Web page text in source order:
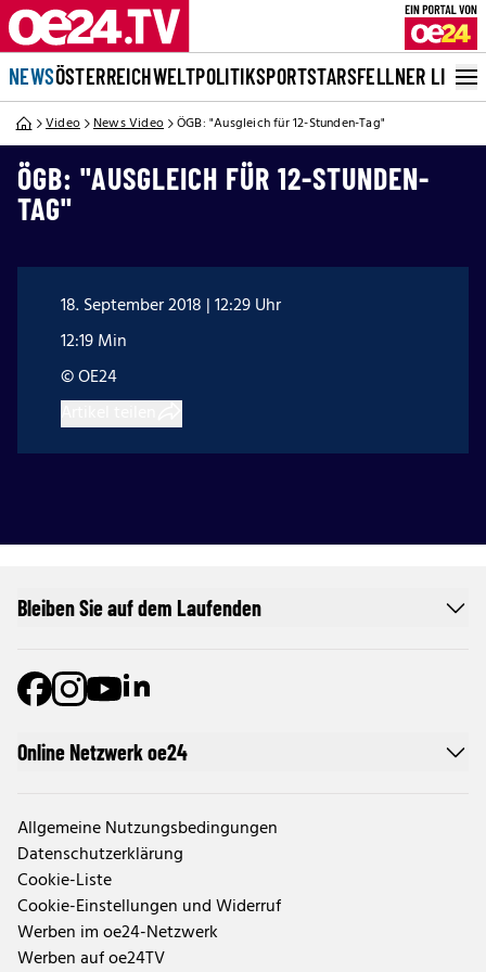
NEWSÖSTERREICHWELTPOLITIKSPORTSTARSFELLNER LIVE
Video News Video ÖGB: "Ausgleich für 12-Stunden-Tag"
ÖGB: "AUSGLEICH FÜR 12-STUNDEN-
TAG"
18. September 2018 | 12:29 Uhr
12:19 Min
© OE24
Online Netzwerk oe24
Allgemeine Nutzungsbedingungen
Datenschutzerklärung
Cookie-Liste
Cookie-Einstellungen und Widerruf
Werben im oe24-Netzwerk
Werben auf oe24TV
Bleiben Sie auf dem Laufenden